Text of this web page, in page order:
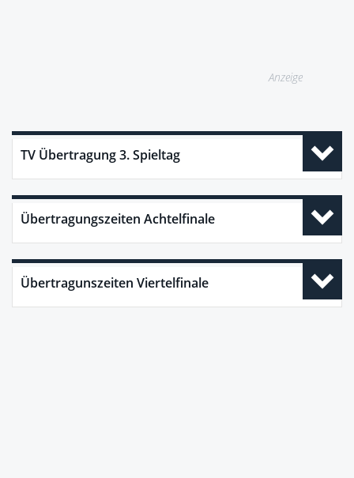
Anzeige
TV Übertragung 3. Spieltag
Übertragungszeiten Achtelfinale
Übertragunszeiten Viertelfinale